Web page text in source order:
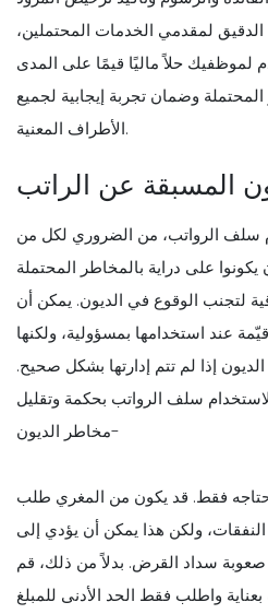
الدقيق لمقدمي الخدمات المحتملين،
لموظفيك حلاً ماليًا قيمًا على المدى
وضمان تجربة إيجابية لجميع
الأطراف المعنية.
المسبقة عن الراتب
سلف الرواتب، من الضروري لكل من
على دراية بالمخاطر المحتملة
لتجنب الوقوع في الديون. يمكن أن
عند استخدامها بمسؤولية، ولكنها
إذا لم تتم إدارتها بشكل صحيح.
سلف الرواتب بحكمة وتقليل
مخاطر الديون-
فقط. قد يكون من المغري طلب
ولكن هذا يمكن أن يؤدي إلى
صعوبة سداد القرض. بدلاً من ذلك، قم
بعناية واطلب فقط الحد الأدنى للمبلغ